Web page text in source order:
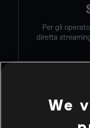
Per gli
diretta
We